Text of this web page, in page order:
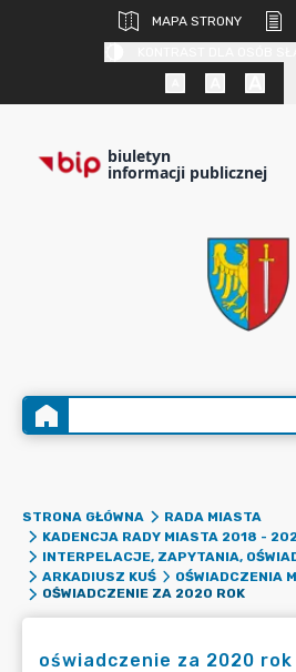
MAPA STRONY
biuletyn
informacji publicznej
STRONA GŁÓWNA
RADA MIASTA
KADENCJA RADY MIASTA 2018 -
INTERPELACJE, ZAPYTANIA,
ARKADIUSZ KUŚ
OŚWIADCZENIA
OŚWIADCZENIE ZA 2020 ROK
oświadczenie za 2020 rok